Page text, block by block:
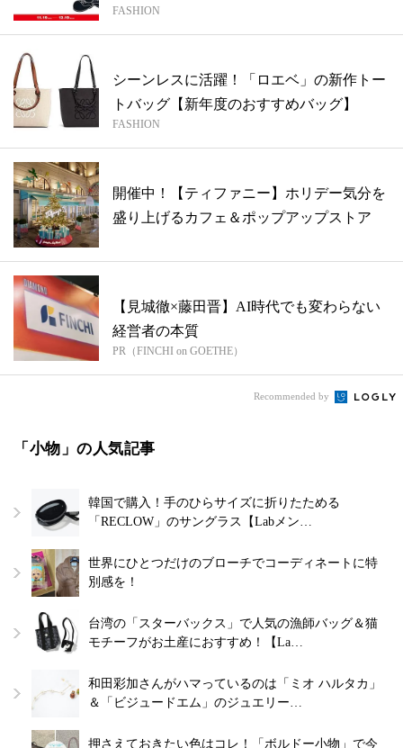
FASHION
シーンレスに活躍！「ロエベ」の新作トー
トバッグ【新年度のおすすめバッグ】
FASHION
開催中！【ティファニー】ホリデー気分を
盛り上げるカフェ＆ポップアップストア
【見城徹×藤田晋】AI時代でも変わらない
経営者の本質
PR（FINCHI on GOETHE）
Recommended by
「小物」の人気記事
韓国で購入！手のひらサイズに折りたためる
「RECLOW」のサングラス【Labメン…
世界にひとつだけのブローチでコーディネートに特
別感を！
台湾の「スターバックス」で人気の漁師バッグ＆猫
モチーフがお土産におすすめ！【La…
和田彩加さんがハマっているのは「ミオ ハルタカ」
＆「ビジュードエム」のジュエリー…
押さえておきたい色はコレ！「ボルドー小物」で今